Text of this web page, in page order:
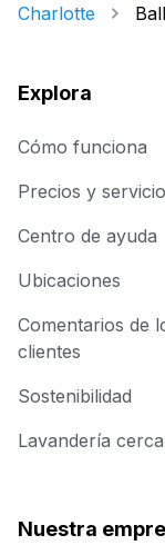
Charlotte
Explora
Cómo funciona
Precios y
Centro de ayuda
Ubicaciones
Comentarios de
clientes
Sostenibilidad
Lavandería
Nuestra